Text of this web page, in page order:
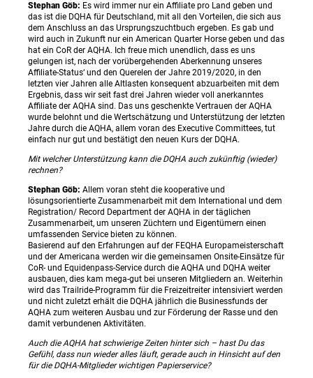
Stephan Göb: Es wird immer nur ein Affiliate pro Land geben und
das ist die DQHA für Deutschland, mit all den Vorteilen, die sich aus
dem Anschluss an das Ursprungszuchtbuch ergeben. Es gab und
wird auch in Zukunft nur ein American Quarter Horse geben und das
hat ein CoR der AQHA. Ich freue mich unendlich, dass es uns
gelungen ist, nach der vorübergehenden Aberkennung unseres
Affiliate-Status‘ und den Querelen der Jahre 2019/2020, in den
letzten vier Jahren alle Altlasten konsequent abzuarbeiten mit dem
Ergebnis, dass wir seit fast drei Jahren wieder voll anerkanntes
Affiliate der AQHA sind. Das uns geschenkte Vertrauen der AQHA
wurde belohnt und die Wertschätzung und Unterstützung der letzten
Jahre durch die AQHA, allem voran des Executive Committees, tut
einfach nur gut und bestätigt den neuen Kurs der DQHA.
Mit welcher Unterstützung kann die DQHA auch zukünftig (wieder)
rechnen?
Stephan Göb: Allem voran steht die kooperative und
lösungsorientierte Zusammenarbeit mit dem International und dem
Registration/ Record Department der AQHA in der täglichen
Zusammenarbeit, um unseren Züchtern und Eigentümern einen
umfassenden Service bieten zu können.
Basierend auf den Erfahrungen auf der FEQHA Europameisterschaft
und der Americana werden wir die gemeinsamen Onsite-Einsätze für
CoR- und Equidenpass-Service durch die AQHA und DQHA weiter
ausbauen, dies kam mega-gut bei unseren Mitgliedern an. Weiterhin
wird das Trailride-Programm für die Freizeitreiter intensiviert werden
und nicht zuletzt erhält die DQHA jährlich die Businessfunds der
AQHA zum weiteren Ausbau und zur Förderung der Rasse und den
damit verbundenen Aktivitäten.
Auch die AQHA hat schwierige Zeiten hinter sich – hast Du das
Gefühl, dass nun wieder alles läuft, gerade auch in Hinsicht auf den
für die DQHA-Mitglieder wichtigen Papierservice?